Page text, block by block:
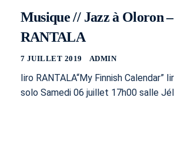
Musique // Jazz à Oloron
RANTALA
7 JUILLET 2019 ADMIN
Iiro RANTALA“My Finnish Calendar”
solo Samedi 06 juillet 17h00 salle